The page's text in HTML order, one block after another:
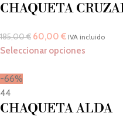
CHAQUETA
185,00€ 60,00 € IVA incluido
Seleccionar opciones
-66%
44
CHAQUETA ALDA